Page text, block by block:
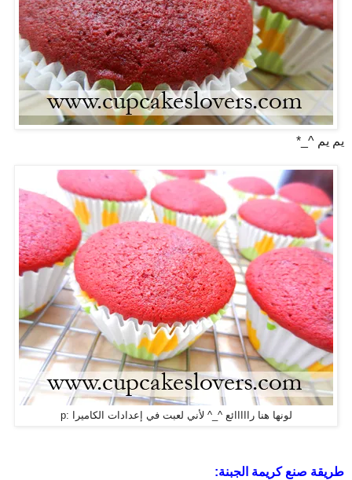
يم يم ^_*
لونها هنا رااااائع ^_^ لأني لعبت في إعدادات الكاميرا :p
طريقة صنع كريمة الجبنة: